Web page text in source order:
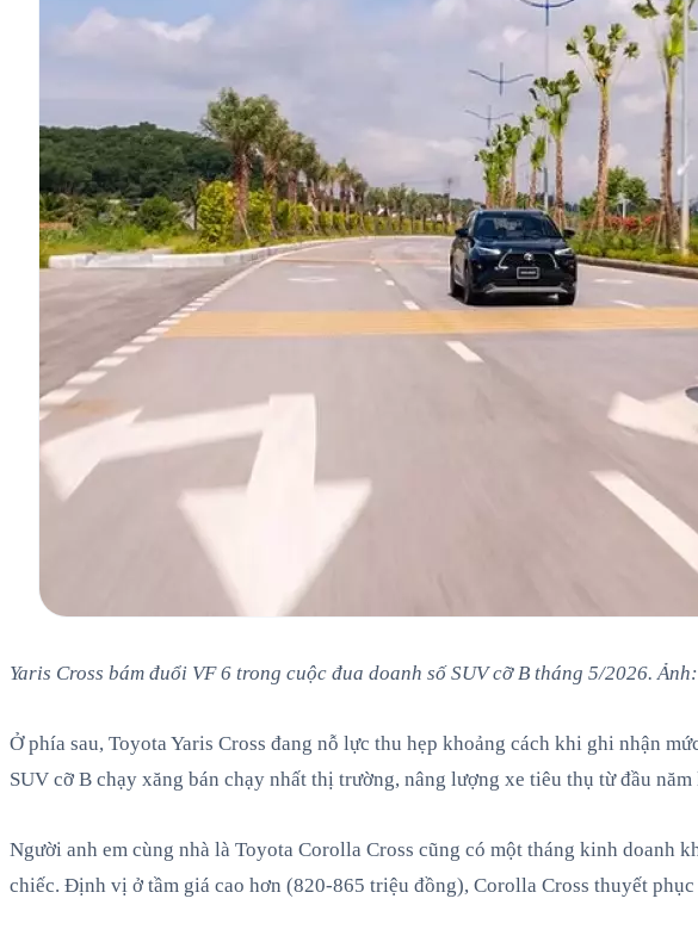
Yaris Cross bám đuổi VF 6 trong cuộc đua doanh số SUV cỡ B tháng 5/2026.
Ở phía sau, Toyota Yaris Cross đang nỗ lực thu hẹp khoảng cách khi ghi nhận
SUV cỡ B chạy xăng bán chạy nhất thị trường, nâng lượng xe tiêu thụ từ đầu
Người anh em cùng nhà là Toyota Corolla Cross cũng có một tháng kinh doanh
chiếc. Định vị ở tầm giá cao hơn (820-865 triệu đồng), Corolla Cross thuyết